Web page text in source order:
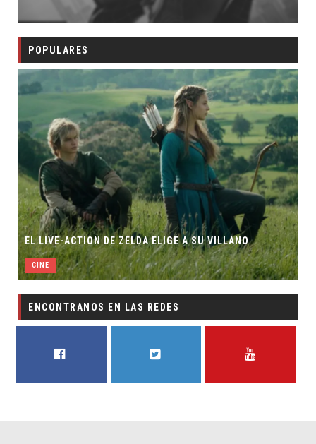
POPULARES
EL LIVE-ACTION DE ZELDA ELIGE A SU VILLANO
CINE
ENCONTRANOS EN LAS REDES